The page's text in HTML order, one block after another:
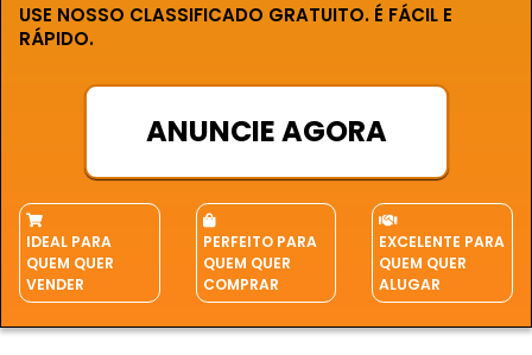
USE NOSSO CLASSIFICADO GRATUITO. É FÁCIL E
RÁPIDO.
ANUNCIE AGORA
IDEAL PARA
QUEM QUER
VENDER
PERFEITO PARA
QUEM QUER
COMPRAR
EXCELENTE PARA
QUEM QUER
ALUGAR